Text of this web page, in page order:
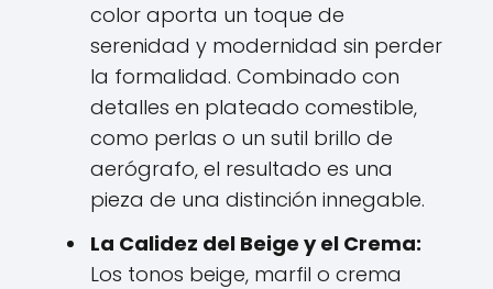
color aporta un toque de
serenidad y modernidad sin perder
la formalidad. Combinado con
detalles en plateado comestible,
como perlas o un sutil brillo de
aerógrafo, el resultado es una
pieza de una distinción innegable.
La Calidez del Beige y el Crema:
Los tonos beige, marfil o crema